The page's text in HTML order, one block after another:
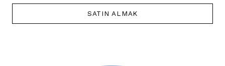
SATIN ALMAK